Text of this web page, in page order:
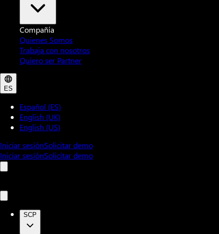
Compañía
Quienes Somos
Trabaja con nosotros
Quiero ser Partner
ES
Español (ES)
English (UK)
English (US)
Iniciar sesiónSolicitar demo
Iniciar sesiónSolicitar demo
SCP